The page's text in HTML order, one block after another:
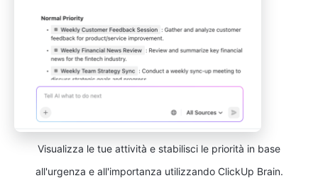
Visualizza le tue attività e stabilisci le priorità in base
all'urgenza e all'importanza utilizzando ClickUp Brain.